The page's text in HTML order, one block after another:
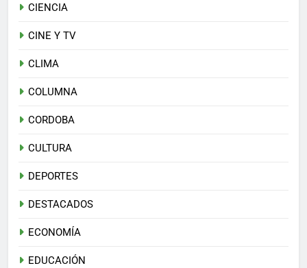
CIENCIA
CINE Y TV
CLIMA
COLUMNA
CORDOBA
CULTURA
DEPORTES
DESTACADOS
ECONOMÍA
EDUCACIÓN